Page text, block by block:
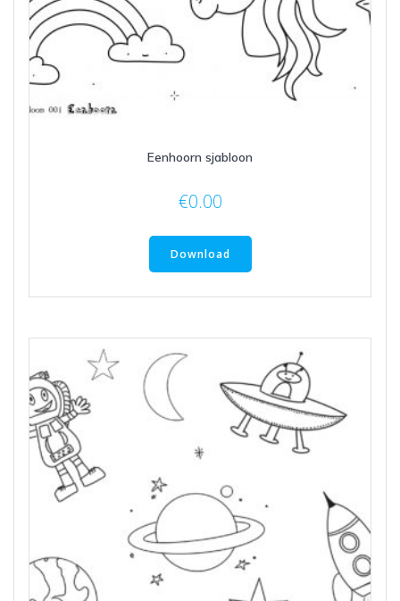
Eenhoorn sjabloon
€0.00
Download